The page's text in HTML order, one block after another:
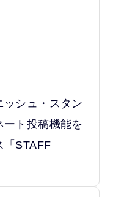
ッシュ・スタン
ト投稿機能を
「STAFF